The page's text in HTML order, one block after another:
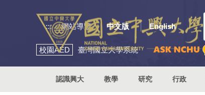
::: 網站導覽 中文版 English
校園AED 臺灣國立大學系統
認識興大 教學 研究 行政